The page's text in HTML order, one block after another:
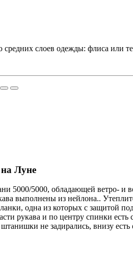
слоев одежды: флиса или
Луне
5000/5000, обладающей ветро- и
выполнены из нейлона..
одна из которых с защитой
рукава и по центру спинки
не задирались, внизу